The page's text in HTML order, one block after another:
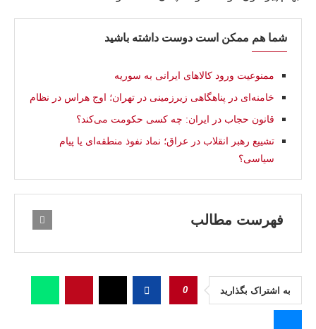
شما هم ممکن است دوست داشته باشید
ممنوعيت ورود کالاهای ایرانی به سوریه
خامنه‌ای در پناهگاهی زیرزمینی در تهران؛ اوج هراس در نظام
قانون حجاب در ایران: چه کسی حکومت می‌کند؟
تشییع رهبر انقلاب در عراق؛ نماد نفوذ منطقه‌ای یا پیام
سیاسی؟
فهرست مطالب
به اشتراک بگذارید 0